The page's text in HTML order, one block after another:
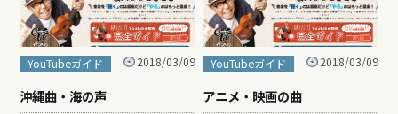
YouTubeガイド 2018/03/09
沖縄曲・海の声
YouTubeガイド 2018/03/09
アニメ・映画の曲